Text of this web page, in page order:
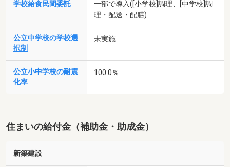
学校給食民間委託
一部で導入([小学校]調理、[中学校]調
理・配送・配膳)
公立中学校の学校選
択制
未実施
公立小中学校の耐震
化率
100.0％
住まいの給付金（補助金・助成金）
新築建設